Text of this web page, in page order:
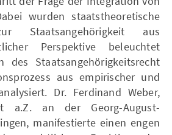
wurden staatstheoretische
Staatsangehörigkeit aus
Perspektive beleuchtet
des Staatsangehörigkeitsrecht
aus empirischer und
Dr. Ferdinand Weber,
a.Z. an der Georg-August-
manifestierte einen engen